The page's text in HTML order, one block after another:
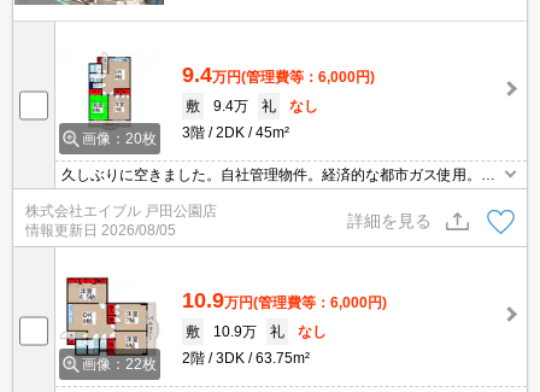
画像：20枚
9.4万円(管理費等：6,000円)
敷
9.4万 礼
なし
3階
2DK 45m²
久しぶりに空きました。自社管理物件。経済的な都市ガス使用。エ
レベーターあり。RC造。管理物件につき即日審査OK。内見予約受
付中。詳細はお問い合わせください。
株式会社エイブル 戸田公園店
情報更新日 2026/08/05
詳細を見る
画像：22枚
10.9万円(管理費等：6,000円)
敷
10.9万 礼
なし
2階
3DK 63.75m²